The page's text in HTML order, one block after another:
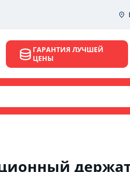
ГАРАНТИЯ ЛУЧШЕЙ
ЦЕНЫ